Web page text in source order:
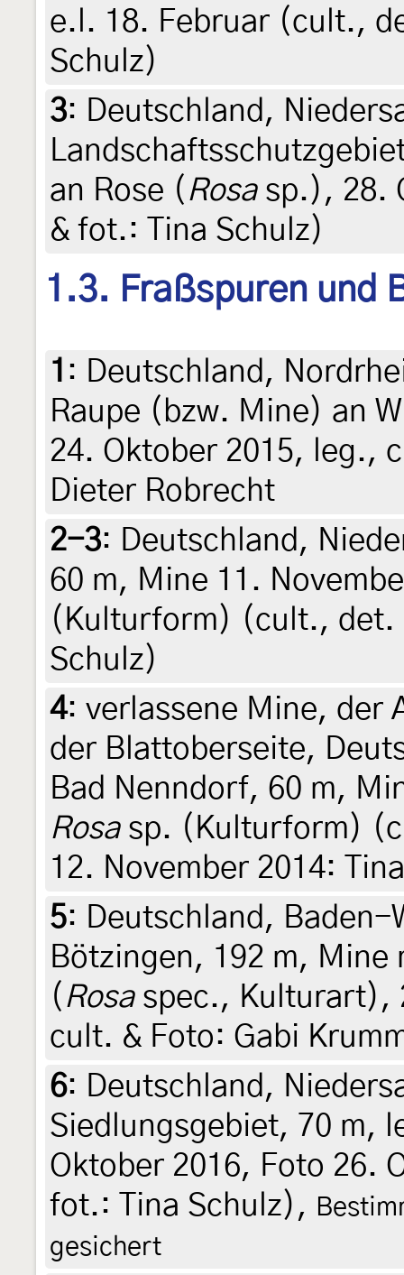
e.l. 18. Februar (cult.,
Schulz)
3: Deutschland,
an Rose ( Rosasp.), 28.
& fot.: Tina Schulz)
1.3. Fraßspuren und
1 : Deutschland,
Raupe (bzw. Mine) an
24. Oktober 2015, leg.,
Dieter Robrecht
2-3: Deutschland,
60 m, Mine 11.
(Kulturform) (cult., det.
Schulz)
4: verlassene Mine, der
der Blattoberseite,
Bad Nenndorf, 60 m,
Rosasp. (Kulturform)
12. November 2014:
5: Deutschland,
Bötzingen, 192 m, Mine
( Rosaspec., Kulturart),
cult. & Foto: Gabi
6: Deutschland,
Siedlungsgebiet, 70 m,
Oktober 2016, Foto 26.
fot.: Tina Schulz),
gesichert